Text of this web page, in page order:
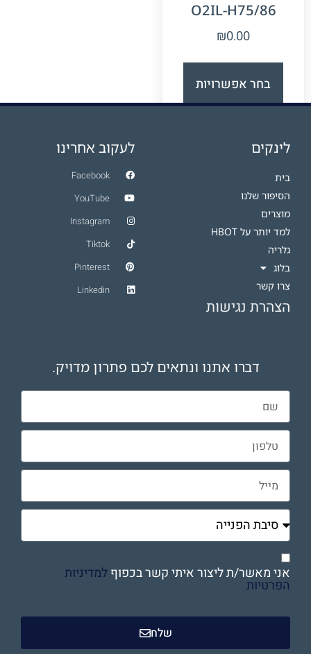
O2IL-H75/86
₪0.00
בחר אפשרויות
לינקים
בית
הסיפור שלנו
מוצרים
למד יותר על HBOT​
גלריה
בלוג
צרו קשר
הצהרת נגישות
לעקוב אחרינו
Facebook
YouTube
Instagram
Tiktok
Pinterest
Linkedin
דברו אתנו ונתאים לכם פתרון מדויק.
אני מאשר/ת ליצור איתי קשר בכפוףלמדיניות
הפרטיות
שלח